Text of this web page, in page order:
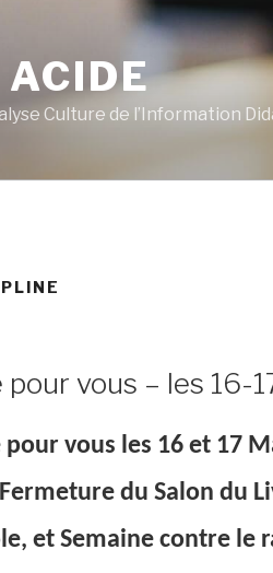
ACIDE
Culture de l’Information
vous – les 16-
vous les 16 et 17
du Salon du
et Semaine contre le